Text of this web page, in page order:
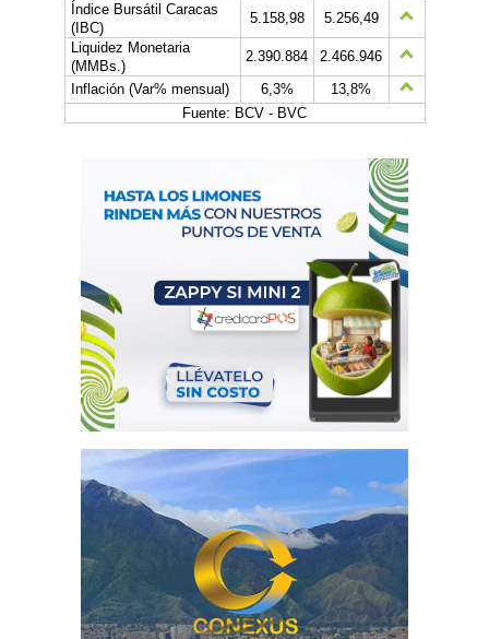
Índice Bursátil Caracas
(IBC)
5.158,98
5.256,49
Liquidez Monetaria
(MMBs.)
2.390.884
2.466.946
Inflación (Var% mensual)
6,3%
13,8%
Fuente: BCV - BVC